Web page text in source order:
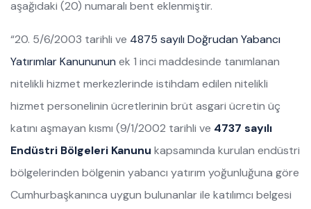
aşağıdaki (20) numaralı bent eklenmiştir.
“20. 5/6/2003 tarihli ve 4875 sayılı Doğrudan Yabancı
Yatırımlar Kanununun ek 1 inci maddesinde tanımlanan
nitelikli hizmet merkezlerinde istihdam edilen nitelikli
hizmet personelinin ücretlerinin brüt asgari ücretin üç
katını aşmayan kısmı (9/1/2002 tarihli ve 4737 sayılı
Endüstri Bölgeleri Kanunu kapsamında kurulan endüstri
bölgelerinden bölgenin yabancı yatırım yoğunluğuna göre
Cumhurbaşkanınca uygun bulunanlar ile katılımcı belgesi